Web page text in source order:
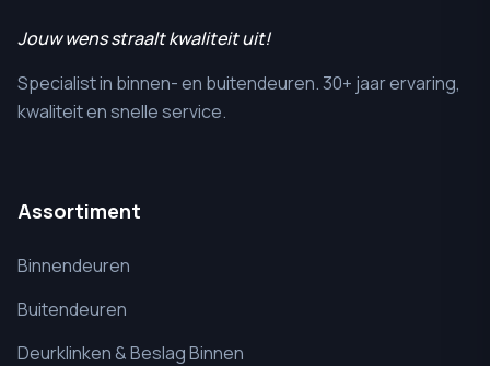
Jouw wens straalt kwaliteit uit!
Specialist in binnen- en buitendeuren. 30+ jaar ervaring,
kwaliteit en snelle service.
Assortiment
Binnendeuren
Buitendeuren
Deurklinken & Beslag Binnen